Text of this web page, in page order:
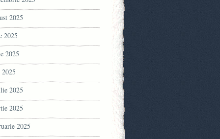
2025
2025
2025
2025
2025
2025